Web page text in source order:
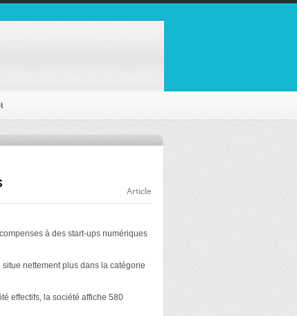
Article
à des start-ups numériques
nettement plus dans la catégorie
effectifs, la société affiche 580